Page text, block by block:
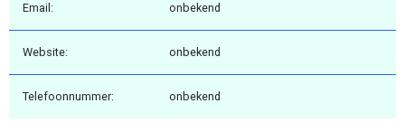
Email: onbekend
Website: onbekend
Telefoonnummer: onbekend